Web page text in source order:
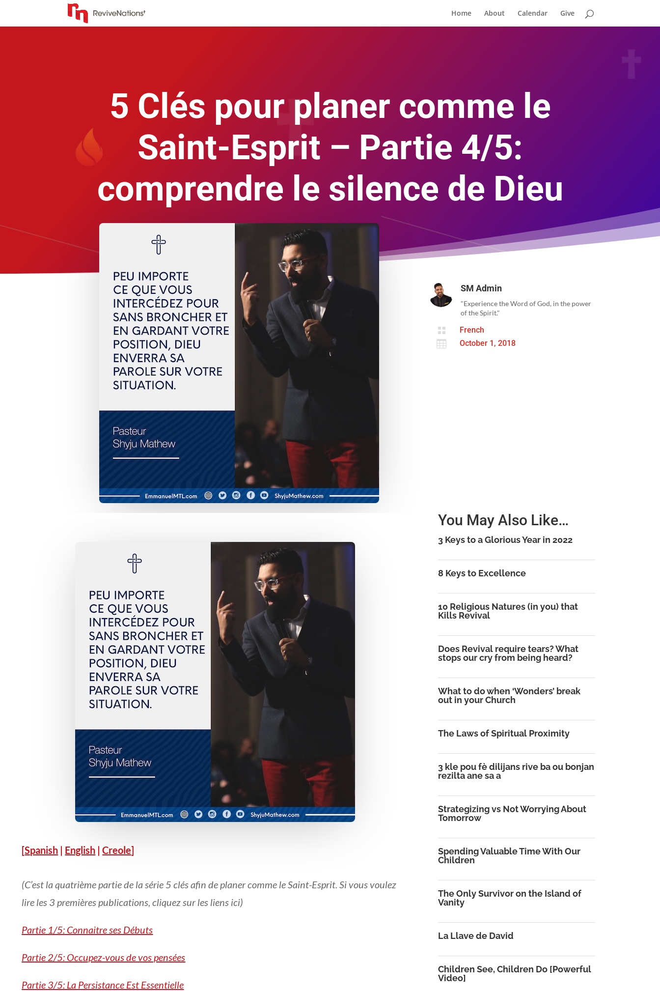
Home About Calendar Give
5 Clés pour planer comme le
Saint-Esprit – Partie 4/5:
comprendre le silence de Dieu
SM Admin
"Experience the Word of God, in the power
of the Spirit."
 French
 October 1, 2018
[Spanish | English |Creole]
(C’est la quatrième partie de la série 5 clés afin de planer comme le Saint-Esprit. Si vous voulez
lire les 3 premières publications, cliquez sur les liens ici)
Partie 1/5: Connaitre ses Débuts
Partie 2/5: Occupez-vous de vos pensées
Partie 3/5: La Persistance Est Essentielle
You May Also Like…
3 Keys to a Glorious Year in 2022
8 Keys to Excellence
10 Religious Natures (in you) that
Kills Revival
Does Revival require tears? What
stops our cry from being heard?
What to do when ‘Wonders’ break
out in your Church
The Laws of Spiritual Proximity
3 kle pou fè dilijans rive ba ou bonjan
rezilta ane sa a
Strategizing vs Not Worrying About
Tomorrow
Spending Valuable Time With Our
Children
The Only Survivor on the Island of
Vanity
La Llave de David
Children See, Children Do [Powerful
Video]